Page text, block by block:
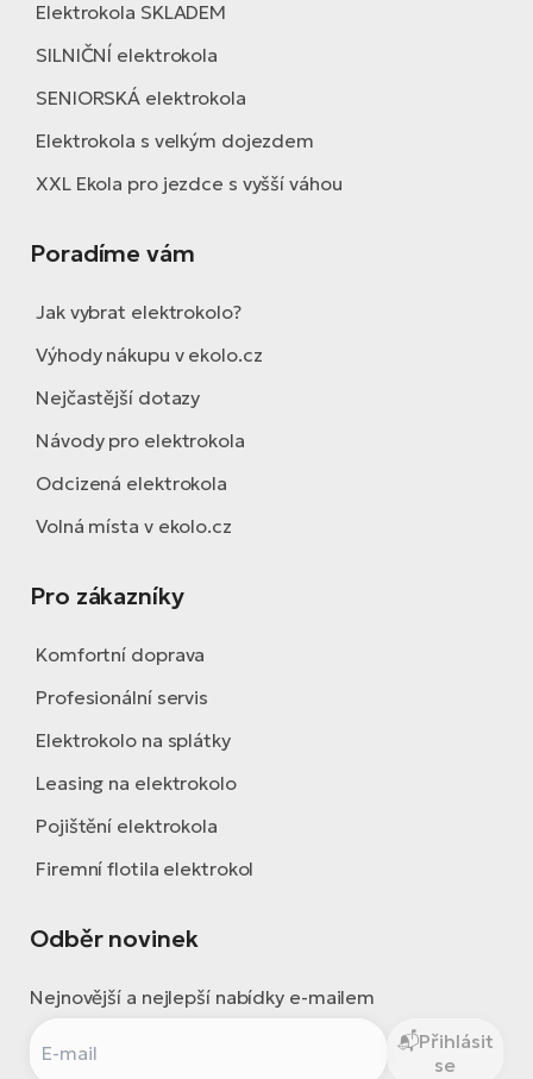
Elektrokola SKLADEM
SILNIČNÍ elektrokola
SENIORSKÁ elektrokola
Elektrokola s velkým dojezdem
XXL Ekola pro jezdce s vyšší váhou
Poradíme vám
Jak vybrat elektrokolo?
Výhody nákupu v ekolo.cz
Nejčastější dotazy
Návody pro elektrokola
Odcizená elektrokola
Volná místa v ekolo.cz
Pro zákazníky
Komfortní doprava
Profesionální servis
Elektrokolo na splátky
Leasing na elektrokolo
Pojištění elektrokola
Firemní flotila elektrokol
Odběr novinek
Nejnovější a nejlepší nabídky e-mailem
Přihlásit
se